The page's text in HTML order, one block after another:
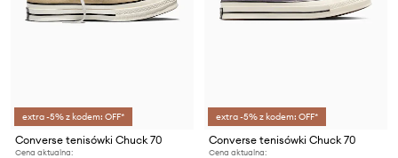
extra -5% z kodem: OFF*
Converse tenisówki Chuck 70
Cena aktualna:
extra -5% z kodem: OFF*
Converse tenisówki Chuck 70
Cena aktualna: